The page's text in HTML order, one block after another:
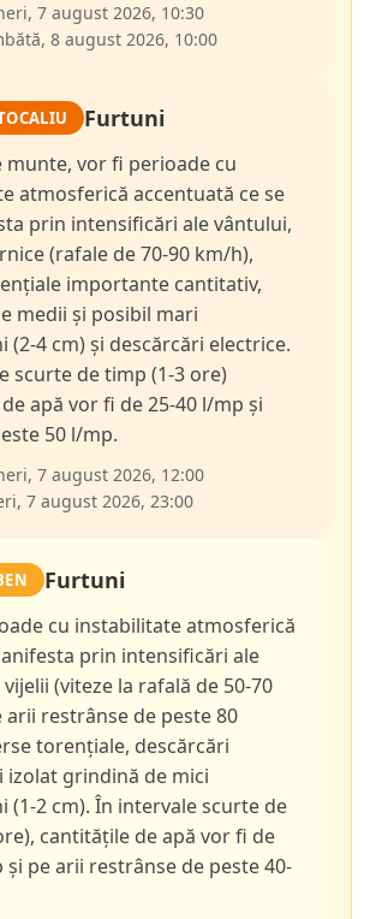
7 august 2026, 10:30
8 august 2026, 10:00
Furtuni
munte, vor fi perioade cu
atmosferică accentuată ce se
prin intensificări ale vântului,
(rafale de 70-90 km/h),
importante cantitativ,
medii și posibil mari
(2-4 cm) și descărcări electrice.
scurte de timp (1-3 ore)
apă vor fi de 25-40 l/mp și
50 l/mp.
7 august 2026, 12:00
7 august 2026, 23:00
Furtuni
cu instabilitate atmosferică
prin intensificări ale
(viteze la rafală de 50-70
arii restrânse de peste 80
torențiale, descărcări
izolat grindină de mici
(1-2 cm). În intervale scurte de
cantitățile de apă vor fi de
și pe arii restrânse de peste 40-